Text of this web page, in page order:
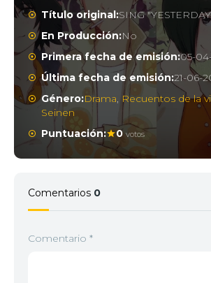
Título original:SING
En Producción:No
Primera fecha de emisión:05-
Última fecha de emisión:21-06-
Género:Drama, Recuentos de la
Seinen
Puntuación:
0 votos
Comentarios 0
Comentario *